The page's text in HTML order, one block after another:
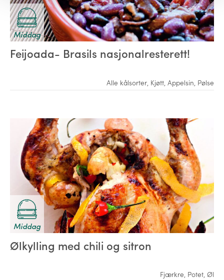
Middag
Feijoada- Brasils nasjonalresterett!
Alle kålsorter Kjøtt Appelsin Pølse
Middag
Ølkylling med chili og sitron
Fjærkre, Potet, Øl